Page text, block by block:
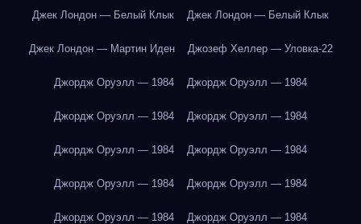
Джек Лондон — Белый Клык Джек Лондон — Белый Клык
Джек Лондон — Мартин Иден Джозеф Хеллер — Уловка-22
Джордж Оруэлл — 1984 Джордж Оруэлл — 1984
Джордж Оруэлл — 1984 Джордж Оруэлл — 1984
Джордж Оруэлл — 1984 Джордж Оруэлл — 1984
Джордж Оруэлл — 1984 Джордж Оруэлл — 1984
Джордж Оруэлл — 1984 Джордж Оруэлл — 1984